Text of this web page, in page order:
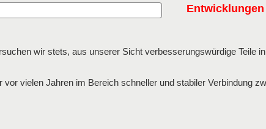
wir stets, aus unserer Sicht verbesserungswürdige Teile
vielen Jahren im Bereich schneller und stabiler Verbindung